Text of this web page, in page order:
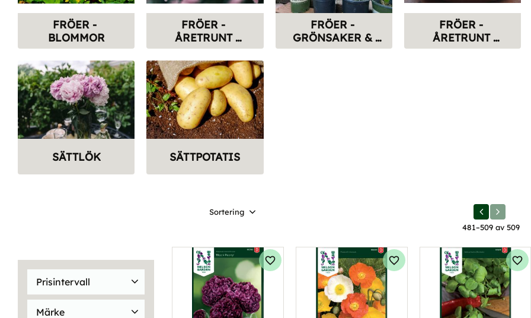
FRÖER -
BLOMMOR
FRÖER -
ÅRETRUNT
BLOMMOR
FRÖER -
GRÖNSAKER &
KRYDDOR
FRÖER -
ÅRETRUNT
GRÖNSAKER
SÄTTLÖK SÄTTPOTATIS
Prisintervall
5 2 699
Märke
481–509av 509
Lägg till i favoriter Lägg till i favoriter